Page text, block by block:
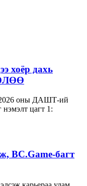
хоёр дахь
2026 оны ДАШТ-ий
цагт 1:
BC.Game-багт